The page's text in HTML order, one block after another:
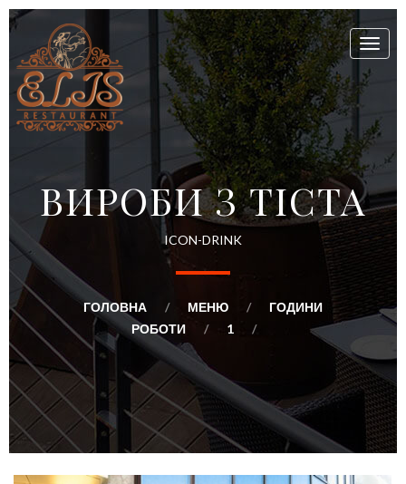
ВИРОБИ З ТІСТА
ICON-DRINK
ГОЛОВНА МЕНЮ
ГОДИНИ
РОБОТИ
1